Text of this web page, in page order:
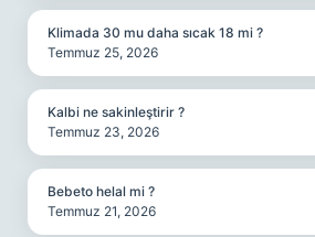
Klimada 30 mu daha sıcak 18 mi ?
Temmuz 25, 2026
Kalbi ne sakinleştirir ?
Temmuz 23, 2026
Bebeto helal mi ?
Temmuz 21, 2026